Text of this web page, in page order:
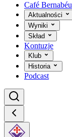
Café Bernabéu
Aktualności
Wyniki
Skład
Kontuzje
Klub
Historia
Podcast